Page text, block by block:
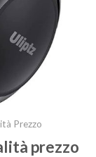
Prezzo
prezzo